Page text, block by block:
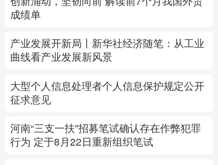
多语种频道
Русский язык
成绩单
产业发展开新局丨 新华社经济随笔：从工业
曲线看产业发展新风景
大型个人信息处理者个人信息保护规定公开
征求意见
河南“三支一扶”招募笔试确认存在作弊犯罪
行为 定于8月22日重新组织笔试